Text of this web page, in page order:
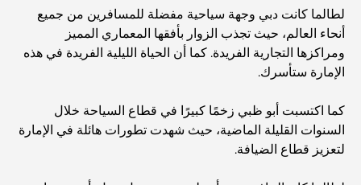
لطالما كانت دبي وجهة سياحية مفضلة للمسافرين من جميع
أنحاء العالم، حيث تجذب الزوار بأفقها المعماري المميز
ومراكزها التجارية الفريدة. كما أن الحياة الليلية الفريدة في هذه
الإمارة ستأسرك.
كما اكتسبت أبو ظبي زخمًا كبيرًا في قطاع السياحة خلال
السنوات القليلة الماضية، حيث شهدت تطورات هائلة في الإمارة
لتعزيز قطاع الضيافة.